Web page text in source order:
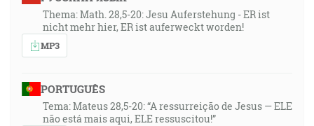
Thema: Math. 28,5-20: Jesu Auferstehung - ER ist
nicht mehr hier, ER ist auferweckt worden!
MP3
PORTUGUÊS
Tema: Mateus 28,5-20: “A ressurreição de Jesus — ELE
não está mais aqui, ELE ressuscitou!”